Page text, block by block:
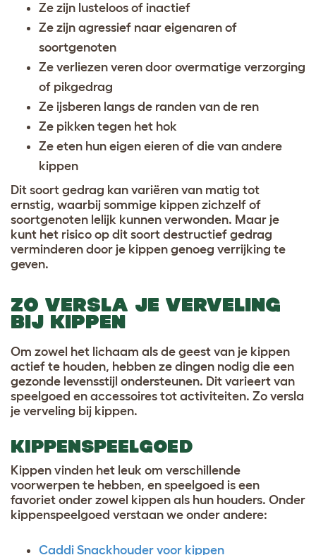
Ze zijn lusteloos of inactief
Ze zijn agressief naar eigenaren of
soortgenoten
Ze verliezen veren door overmatige verzorging
of pikgedrag
Ze ijsberen langs de randen van de ren
Ze pikken tegen het hok
Ze eten hun eigen eieren of die van andere
kippen
Dit soort gedrag kan variëren van matig tot
ernstig, waarbij sommige kippen zichzelf of
soortgenoten lelijk kunnen verwonden. Maar je
kunt het risico op dit soort destructief gedrag
verminderen door je kippen genoeg verrijking te
geven.
ZO VERSLA JE VERVELING
BIJ KIPPEN
Om zowel het lichaam als de geest van je kippen
actief te houden, hebben ze dingen nodig die een
gezonde levensstijl ondersteunen. Dit varieert van
speelgoed en accessoires tot activiteiten. Zo versla
je verveling bij kippen.
KIPPENSPEELGOED
Kippen vinden het leuk om verschillende
voorwerpen te hebben, en speelgoed is een
favoriet onder zowel kippen als hun houders. Onder
kippenspeelgoed verstaan we onder andere:
Caddi Snackhouder voor kippen